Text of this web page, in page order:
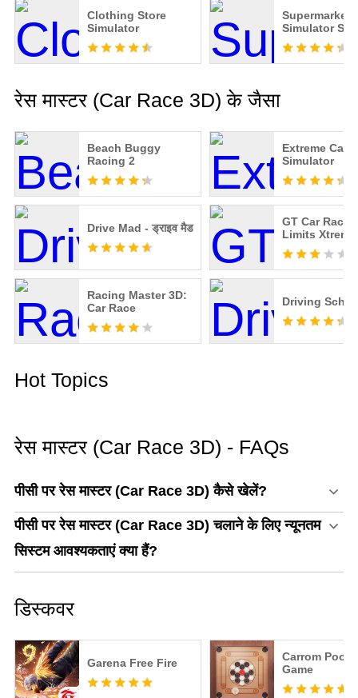
Clothing Store
Simulator
Supermarket
Simulator
रेस मास्टर (Car Race 3D) के जैसा
Beach Buggy
Racing 2
Extreme Car
Simulator
Drive Mad - ड्राइव मैड
GT Car
Limits Xtreme
Racing Master 3D:
Car Race
Driving
Hot Topics
रेस मास्टर (Car Race 3D) - FAQs
पीसी पर रेस मास्टर (Car Race 3D) कैसे खेलें?
पीसी पर रेस मास्टर (Car Race 3D) चलाने के लिए न्यूनतम
सिस्टम आवश्यकताएं क्या हैं?
डिस्कवर
Garena Free Fire
Carrom Pool:
Game